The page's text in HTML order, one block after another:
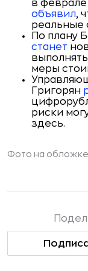
в феврале
объявил,
реальные
По плану
станет
меры
Григорян
риски
здесь.
Фото на